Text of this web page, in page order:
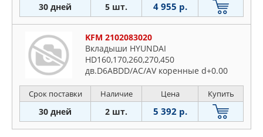
30 дней 5 шт. 4 955 р.
KFM 2102083020
Вкладыши HYUNDAI
HD160,170,260,270,450
дв.D6ABDD/AC/AV коренные d+0.00
Срок поставки Наличие Цена Купить
30 дней 2 шт. 5 392 р.